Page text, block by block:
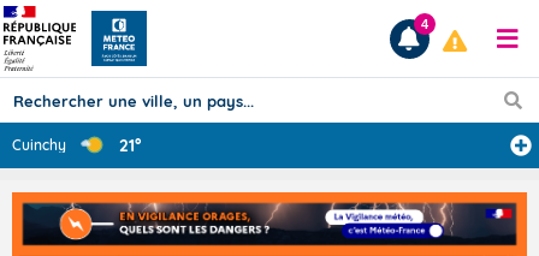
Prévisions
TOUS LES RÉSULTATS
4
Cuinchy 21°